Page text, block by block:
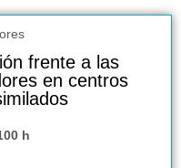
frente a las
en centros
h